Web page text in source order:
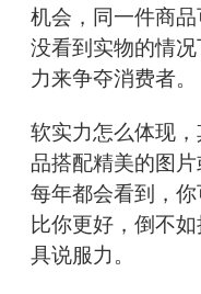
机会，同一件商
没看到实物的情
力来争夺消费者。
软实力怎么体现
品搭配精美的图
每年都会看到，
比你更好，倒不
具说服力。